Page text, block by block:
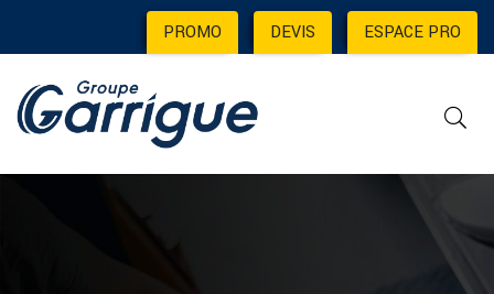
PROMO | DEVIS | ESPACE PRO